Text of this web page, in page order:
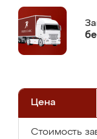
Цена
Стоимость